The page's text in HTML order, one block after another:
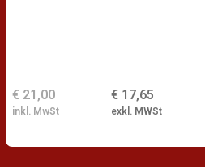
€ 17,65
exkl. MWSt
€ 21,00
inkl. MwSt